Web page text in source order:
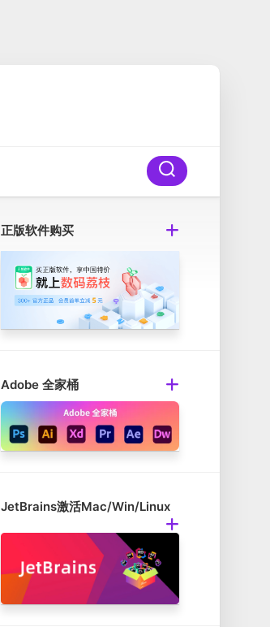
正版软件购买
Adobe 全家桶
JetBrains激活Mac/Win/Linux